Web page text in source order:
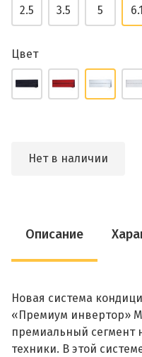
2.5 3.5 5 6.1
Цвет
Нет в наличии
Описание
Новая система
«Премиум инвертор»
премиальный сегмент
техники. В этой